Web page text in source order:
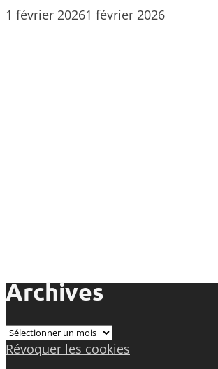
1 février 20261 février 2026
Archives
Archives
Révoquer les cookies